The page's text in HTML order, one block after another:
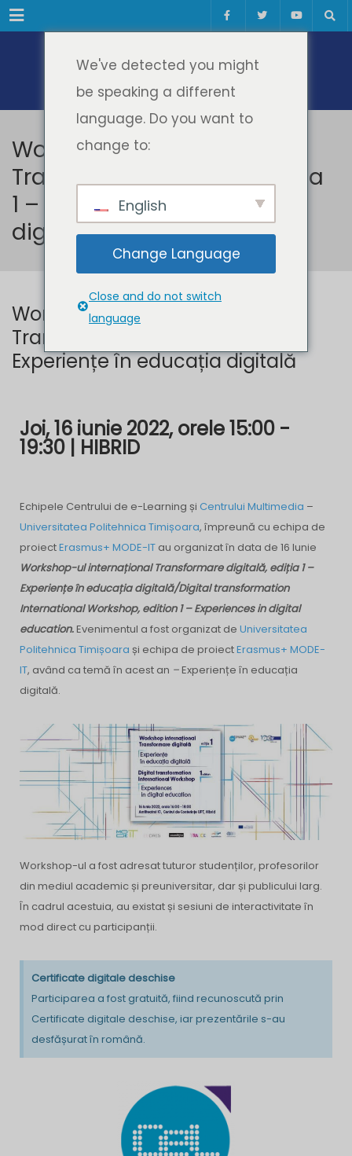
Meniul
Workshop Internațional
Transformare digitală, ediția
1 – Experiențe în educația
digitală
Workshop Internațional
Transformare digitală, ediția 1 –
Experiențe în educația digitală
Joi, 16 iunie 2022, orele 15:00 -
19:30 | HIBRID
Echipele Centrului de e-Learning și Centrului Multimedia –
Universitatea Politehnica Timișoara, împreună cu echipa de
proiectErasmus+ MODE-IT au organizat în data de 16 Iunie
Workshop-ul internaționalTransformare digitală, ediția 1 –
Experiențe în educația digitală/Digital transformation
International Workshop, edition 1 – Experiences in digital
education. Evenimentul a fost organizat de Universitatea
Politehnica Timișoara și echipa de proiectErasmus+ MODE-
IT, având ca temă în acest an – Experiențe în educația
digitală.
Workshop-ul a fost adresat tuturor studenților, profesorilor
din mediul academic și preuniversitar, dar și publicului larg.
În cadrul acestuia, au existat și sesiuni de interactivitate în
mod direct cu participanții.
Certificate digitale deschise
Participarea a fost gratuită, fiind recunoscută prin
Certificate digitale deschise, iar prezentările s-au
desfășurat în română.
We've detected you might
be speaking a different
language. Do you want to
change to:
English
Change Language
Close and do not switch
language